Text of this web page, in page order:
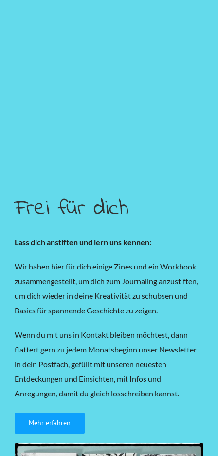
Frei für dich
Lass dich anstiften und lern uns kennen:
Wir haben hier für dich einige Zines und ein Workbook
zusammengestellt, um dich zum Journaling anzustiften,
um dich wieder in deine Kreativität zu schubsen und
Basics für spannende Geschichte zu zeigen.
Wenn du mit uns in Kontakt bleiben möchtest, dann
flattert gern zu jedem Monatsbeginn unser Newsletter
in dein Postfach, gefüllt mit unseren neuesten
Entdeckungen und Einsichten, mit Infos und
Anregungen, damit du gleich losschreiben kannst.
Mehr erfahren